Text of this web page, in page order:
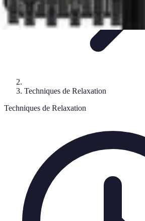
Techniques de Relaxation
Techniques de Relaxation